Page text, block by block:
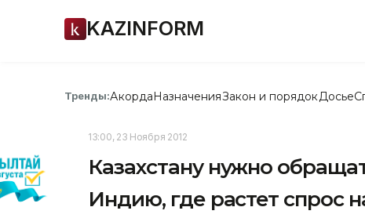
KAZINFORM
Тренды:АкордаНазначенияЗакон и порядок Досье
13:00, 23 Ноября 2012
Казахстану нужно
Индию, где растет спрос